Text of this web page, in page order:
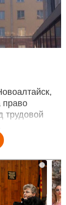
право
трудовой